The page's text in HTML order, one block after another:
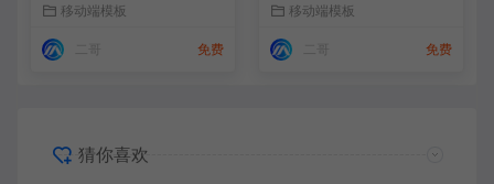
移动端模板
免费
移动端模板
免费
猜你喜欢